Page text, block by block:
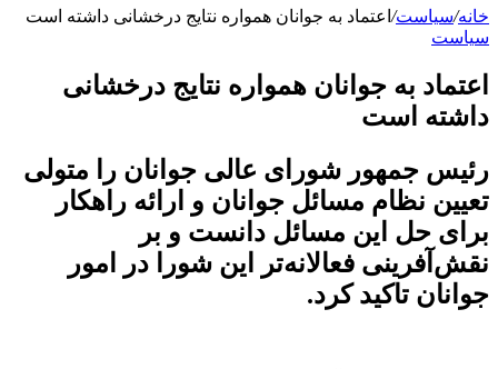
خانه/سیاست/ اعتماد به جوانان همواره نتایج درخشانی داشته است
سیاست
اعتماد به جوانان همواره نتایج درخشانی
داشته است
رئیس جمهور شورای عالی جوانان را متولی
تعیین نظام مسائل جوانان و ارائه راهکار
برای حل این مسائل دانست و بر
نقش‌آفرینی فعالانه‌تر این شورا در امور
جوانان تاکید کرد.